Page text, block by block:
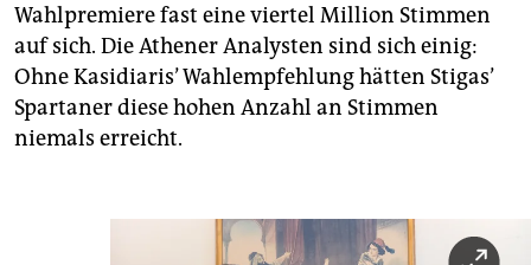
Wahlpremiere fast eine viertel Million Stimmen
auf sich. Die Athener Analysten sind sich einig:
Ohne Kasidiaris’ Wahlempfehlung hätten Stigas’
Spartaner diese hohen Anzahl an Stimmen
niemals erreicht.